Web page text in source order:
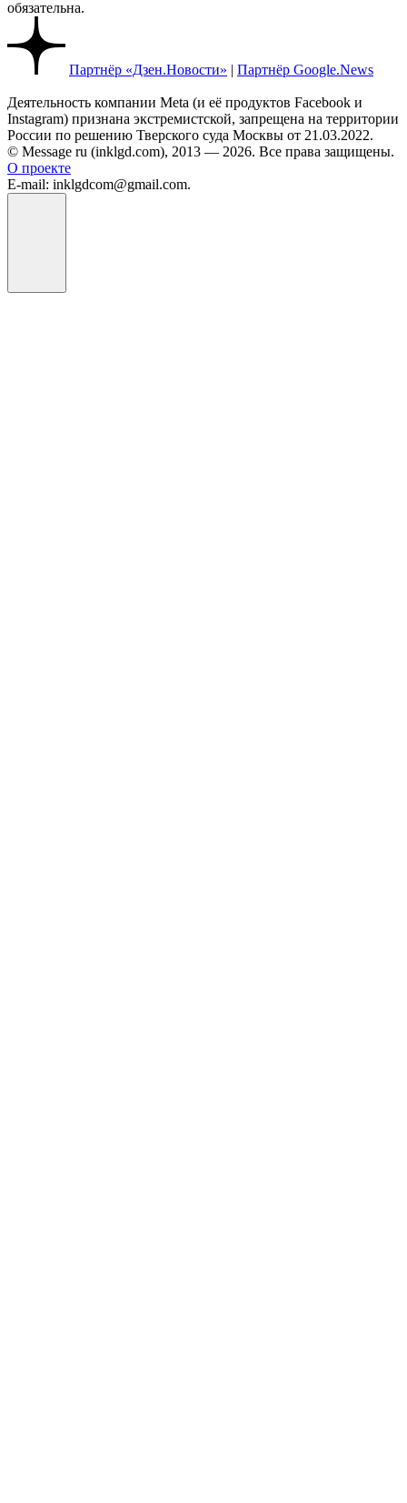
обязательна.
Партнёр «Дзен.Новости» | Партнёр Google.News
Деятельность компании Meta (и её продуктов Facebook и
Instagram) признана экстремистской, запрещена на территории
России по решению Тверского суда Москвы от 21.03.2022.
© Message ru (inklgd.com), 2013 — 2026. Все права защищены.
О проекте
E-mail: inklgdcom@gmail.com.